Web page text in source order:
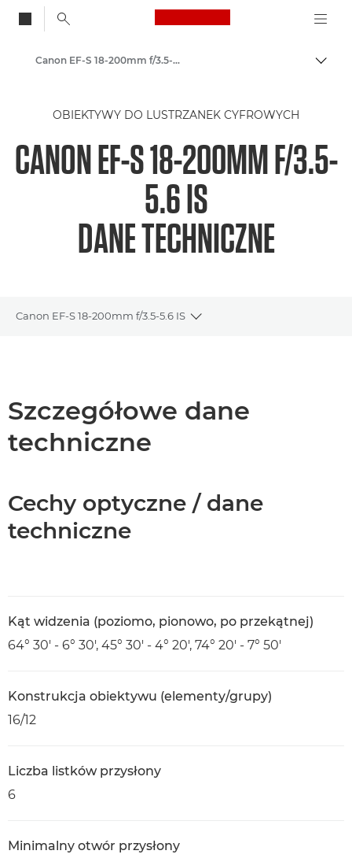
Canon Logo, back
Obiektywy do aparatów Canon
Canon EF-S 18-200mm f/3.5-5.6 IS - Obiektywy – obiektywy do kamer i aparatów
OBIEKTYWY DO LUSTRZANEK CYFROWYCH
CANON EF-S 18-200MM F/3.5-
5.6 IS
DANE TECHNICZNE
Canon EF-S 18-200mm f/3.5-5.6 IS
Toggle breadcrumbs
Szczegółowe dane
techniczne
Cechy optyczne / dane
techniczne
Kąt widzenia (poziomo, pionowo, po przekątnej)
64° 30' - 6° 30', 45° 30' - 4° 20', 74° 20' - 7° 50'
Konstrukcja obiektywu (elementy/grupy)
16/12
Liczba listków przysłony
6
Minimalny otwór przysłony